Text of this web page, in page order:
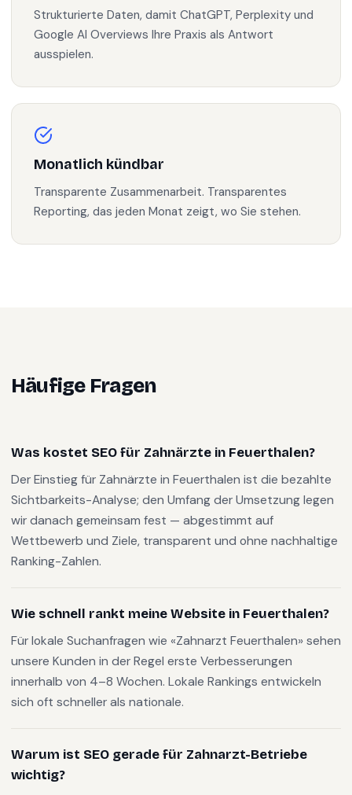
Strukturierte Daten, damit ChatGPT, Perplexity und
Google AI Overviews Ihre Praxis als Antwort
ausspielen.
Monatlich kündbar
Transparente Zusammenarbeit. Transparentes
Reporting, das jeden Monat zeigt, wo Sie stehen.
Häufige Fragen
Was kostet SEO für Zahnärzte in Feuerthalen?
Der Einstieg für Zahnärzte in Feuerthalen ist die bezahlte
Sichtbarkeits-Analyse; den Umfang der Umsetzung legen
wir danach gemeinsam fest — abgestimmt auf
Wettbewerb und Ziele, transparent und ohne nachhaltige
Ranking-Zahlen.
Wie schnell rankt meine Website in Feuerthalen?
Für lokale Suchanfragen wie «Zahnarzt Feuerthalen» sehen
unsere Kunden in der Regel erste Verbesserungen
innerhalb von 4–8 Wochen. Lokale Rankings entwickeln
sich oft schneller als nationale.
Warum ist SEO gerade für Zahnarzt-Betriebe
wichtig?